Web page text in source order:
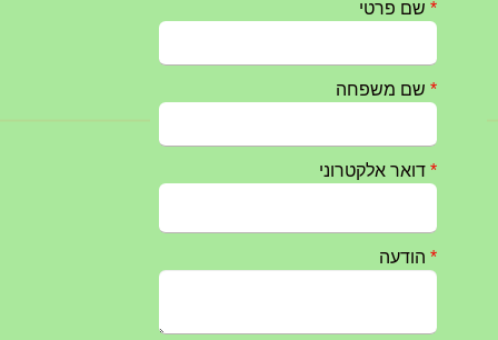
חרבות ברזל – הודעה 1 – 14.10.2023
טקס ההתיחדות השנתי 2023 נערך ב 5/9/2023 באנדרטה